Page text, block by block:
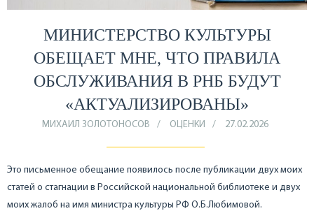
МИНИСТЕРСТВО КУЛЬТУРЫ
ОБЕЩАЕТ МНЕ, ЧТО ПРАВИЛА
ОБСЛУЖИВАНИЯ В РНБ БУДУТ
«АКТУАЛИЗИРОВАНЫ»
МИХАИЛ ЗОЛОТОНОСОВ ОЦЕНКИ 27.02.2026
Это письменное обещание появилось после публикации двух моих
статей о стагнации в Российской национальной библиотеке и двух
моих жалоб на имя министра культуры РФ О.Б.Любимовой.